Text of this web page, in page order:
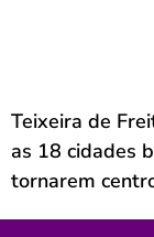
Teixeira de
as 18 cidades
tornarem